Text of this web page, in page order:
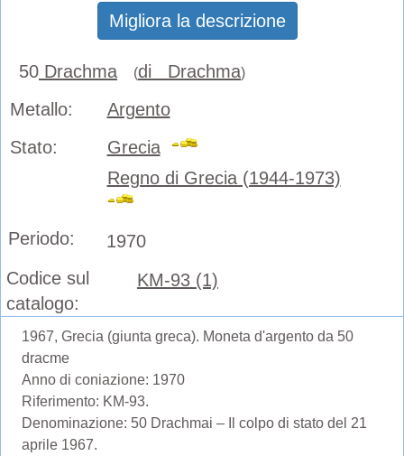
Migliora la descrizione
50 Drachma (di Drachma)
Metallo:
Argento
Stato:
Grecia
Regno di Grecia (1944-1973)
Periodo:
1970
Codice sul
catalogo:
KM-93 (1)
1967, Grecia (giunta greca). Moneta d'argento da 50
dracme
Anno di coniazione: 1970
Riferimento: KM-93.
Denominazione: 50 Drachmai – Il colpo di stato del 21
aprile 1967.